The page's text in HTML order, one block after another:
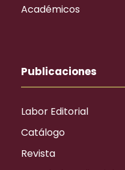
Académicos
Publicaciones
Labor Editorial
Catálogo
Revista